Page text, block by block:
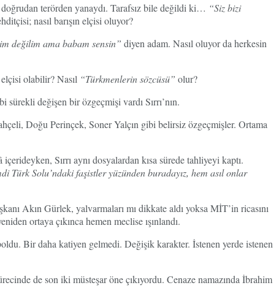
terörden yanaydı. Tarafsız bile değildi ki… “Siz bizi
nasıl barışın elçisi oluyor?
değilim ama babam sensin” diyen adam. Nasıl oluyor da herkesin
elçisi olabilir? Nasıl “Türkmenlerin sözcüsü” olur?
değişen bir özgeçmişi vardı Sırrı’nın.
Doğu Perinçek, Soner Yalçın gibi belirsiz özgeçmişler. Ortama
Sırrı aynı dosyalardan kısa sürede tahliyeyi kaptı.
Türk Solu’ndaki faşistler yüzünden buradayız, hem asıl onlar
Akın Gürlek, yalvarmaları mı dikkate aldı yoksa MİT’in ricasını
ortaya çıkınca hemen meclise ışınlandı.
Bir daha katiyen gelmedi. Değişik karakter. İstenen yerde istenen
de son iki müsteşar öne çıkıyordu. Cenaze namazında İbrahim